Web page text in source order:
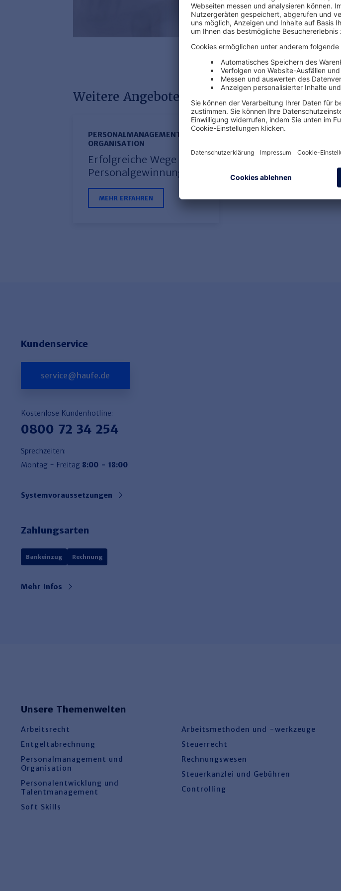
Weitere Angebote mit diesem Referenten
PERSONALMANAGEMENT UND
ORGANISATION
Erfolgreiche Wege der
Personalgewinnung
MEHR ERFAHREN
Kundenservice
service@haufe.de
Kostenlose Kundenhotline:
0800 72 34 254
Sprechzeiten:
Montag - Freitag 8:00 - 18:00
Systemvoraussetzungen
Zahlungsarten
Bankeinzug Rechnung
Mehr Infos
Unsere Themenwelten
Arbeitsrecht
Entgeltabrechnung
Personalmanagement und
Organisation
Personalentwicklung und
Talentmanagement
Soft Skills
Arbeitsmethoden und -werkzeuge
Steuerrecht
Rechnungswesen
Steuerkanzlei und Gebühren
Controlling